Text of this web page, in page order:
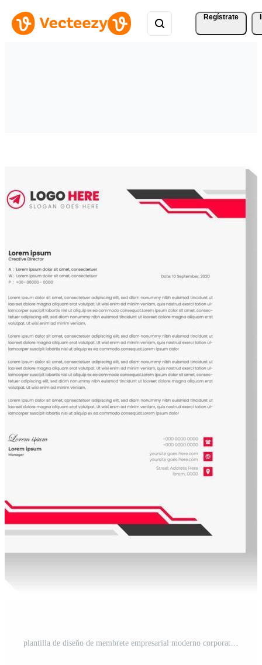
Regístrate
plantilla de diseño de membrete empresarial moderno corporativo con color amarillo, azul y rojo. plantilla de diseño de membrete moderno y creativo para su proyecto. membrete, membrete, diseño de membrete comercial. Vector Pro